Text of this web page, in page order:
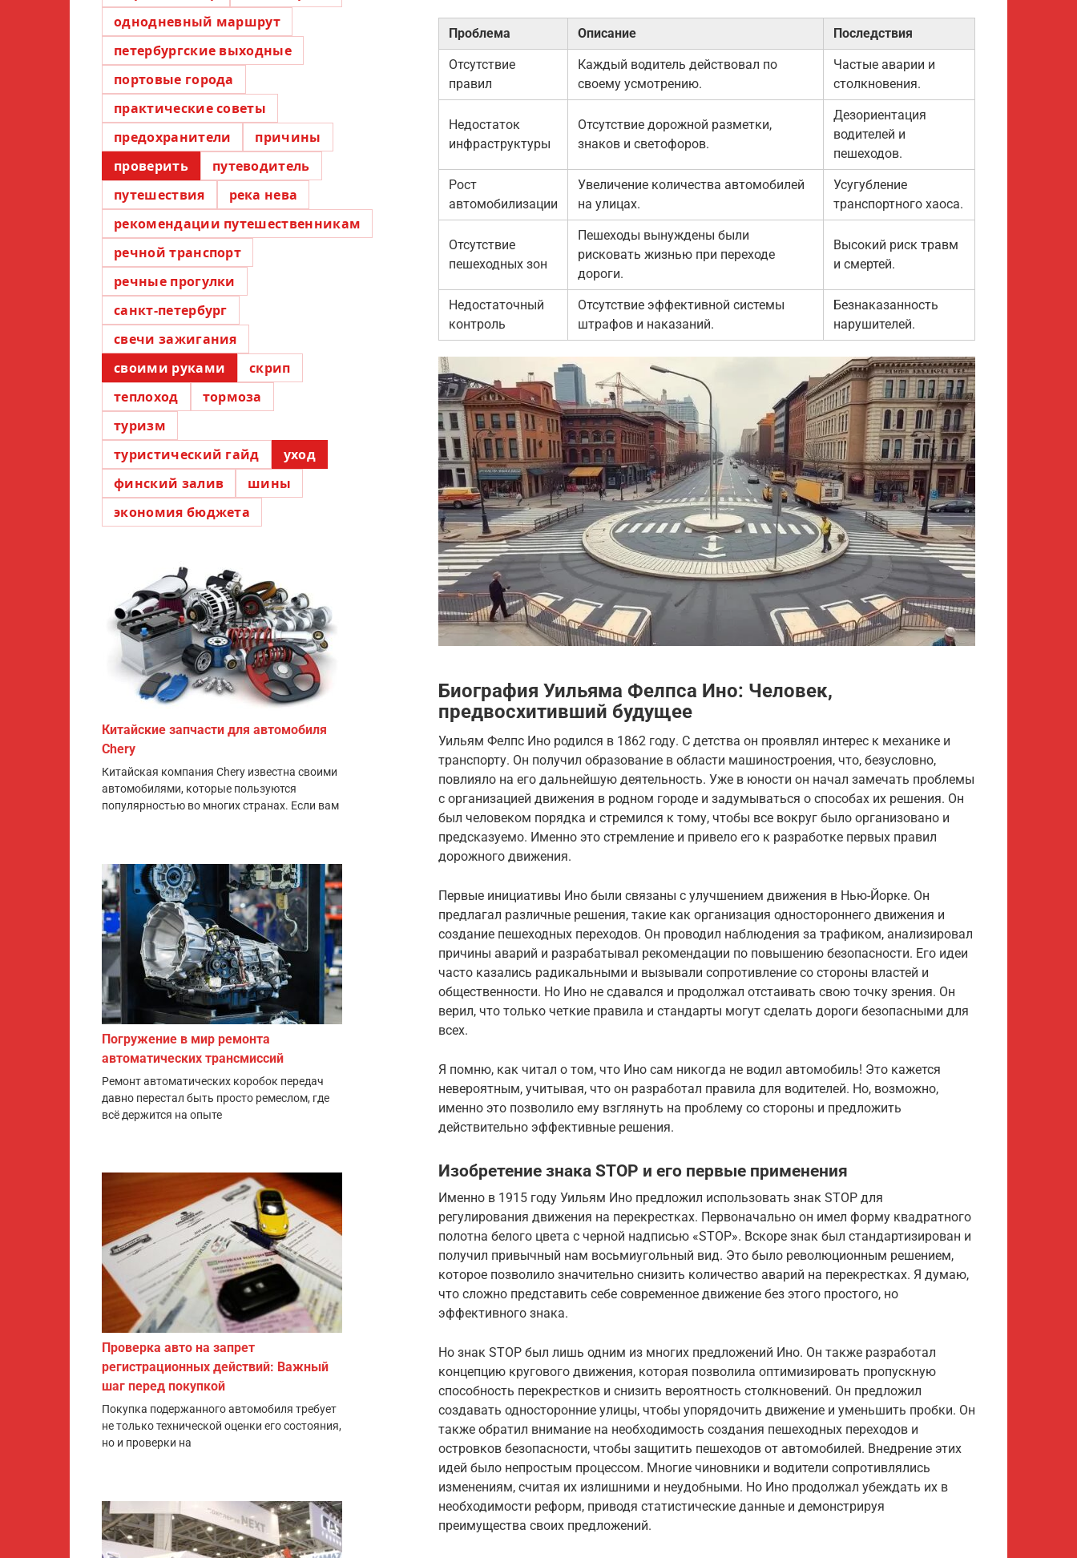
Проблема Описание Последствия
Отсутствие
правил
Каждый водитель действовал по
своему усмотрению.
Частые аварии и
столкновения.
Недостаток
инфраструктуры
Отсутствие дорожной разметки,
знаков и светофоров.
Дезориентация
водителей и
пешеходов.
Рост
автомобилизации
Увеличение количества автомобилей
на улицах.
Усугубление
транспортного хаоса.
Отсутствие
пешеходных зон
Пешеходы вынуждены были
рисковать жизнью при переходе
дороги.
Высокий риск травм
и смертей.
Недостаточный
контроль
Отсутствие эффективной системы
штрафов и наказаний.
Безнаказанность
нарушителей.
Биография Уильяма Фелпса Ино: Человек,
предвосхитивший будущее
Уильям Фелпс Ино родился в 1862 году. С детства он проявлял интерес к механике и
транспорту. Он получил образование в области машиностроения, что, безусловно,
повлияло на его дальнейшую деятельность. Уже в юности он начал замечать проблемы
с организацией движения в родном городе и задумываться о способах их решения. Он
был человеком порядка и стремился к тому, чтобы все вокруг было организовано и
предсказуемо. Именно это стремление и привело его к разработке первых правил
дорожного движения.
Первые инициативы Ино были связаны с улучшением движения в Нью-Йорке. Он
предлагал различные решения, такие как организация одностороннего движения и
создание пешеходных переходов. Он проводил наблюдения за трафиком, анализировал
причины аварий и разрабатывал рекомендации по повышению безопасности. Его идеи
часто казались радикальными и вызывали сопротивление со стороны властей и
общественности. Но Ино не сдавался и продолжал отстаивать свою точку зрения. Он
верил, что только четкие правила и стандарты могут сделать дороги безопасными для
всех.
Я помню, как читал о том, что Ино сам никогда не водил автомобиль! Это кажется
невероятным, учитывая, что он разработал правила для водителей. Но, возможно,
именно это позволило ему взглянуть на проблему со стороны и предложить
действительно эффективные решения.
Изобретение знака STOP и его первые применения
Именно в 1915 году Уильям Ино предложил использовать знак STOP для
регулирования движения на перекрестках. Первоначально он имел форму квадратного
полотна белого цвета с черной надписью «STOP». Вскоре знак был стандартизирован и
получил привычный нам восьмиугольный вид. Это было революционным решением,
которое позволило значительно снизить количество аварий на перекрестках. Я думаю,
что сложно представить себе современное движение без этого простого, но
эффективного знака.
Но знак STOP был лишь одним из многих предложений Ино. Он также разработал
концепцию кругового движения, которая позволила оптимизировать пропускную
способность перекрестков и снизить вероятность столкновений. Он предложил
создавать односторонние улицы, чтобы упорядочить движение и уменьшить пробки. Он
также обратил внимание на необходимость создания пешеходных переходов и
островков безопасности, чтобы защитить пешеходов от автомобилей. Внедрение этих
идей было непростым процессом. Многие чиновники и водители сопротивлялись
изменениям, считая их излишними и неудобными. Но Ино продолжал убеждать их в
необходимости реформ, приводя статистические данные и демонстрируя
преимущества своих предложений.
однодневный маршрут
петербургские выходные
портовые города
практические советы
предохранители
причины
проверить
путеводитель
путешествия
река нева
рекомендации путешественникам
речной транспорт
речные прогулки
санкт-петербург
свечи зажигания
своими руками
скрип
теплоход
тормоза
туризм
туристический гайд
уход
финский залив
шины
экономия бюджета
Китайские запчасти для автомобиля
Chery
Китайская компания Chery известна своими
автомобилями, которые пользуются
популярностью во многих странах. Если вам
Погружение в мир ремонта
автоматических трансмиссий
Ремонт автоматических коробок передач
давно перестал быть просто ремеслом, где
всё держится на опыте
Проверка авто на запрет
регистрационных действий: Важный
шаг перед покупкой
Покупка подержанного автомобиля требует
не только технической оценки его состояния,
но и проверки на